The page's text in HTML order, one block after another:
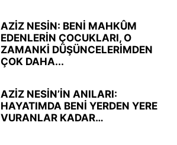
AZİZ NESİN: BENİ MAHKÛM
EDENLERİN ÇOCUKLARI, O
ZAMANKİ DÜŞÜNCELERİMDEN
ÇOK DAHA...
AZİZ NESİN’İN ANILARI:
HAYATIMDA BENİ YERDEN YERE
VURANLAR KADAR…